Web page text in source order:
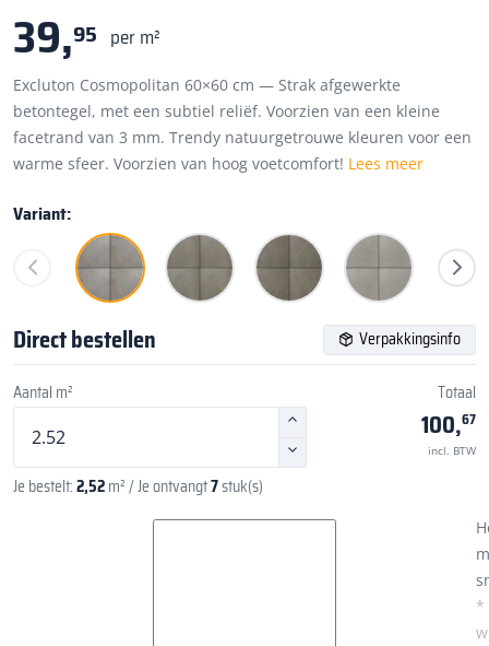
39,95 per m²
Excluton Cosmopolitan 60×60 cm — Strak afgewerkte
betontegel, met een subtiel reliëf. Voorzien van een kleine
facetrand van 3 mm. Trendy natuurgetrouwe kleuren voor een
warme sfeer. Voorzien van hoog voetcomfort! Lees meer
Variant:
Direct bestellen Verpakkingsinfo
Aantal m²
Je bestelt:2,52m²/ Je ontvangt7stuk(s)
Totaal
100,67
incl. BTW
*